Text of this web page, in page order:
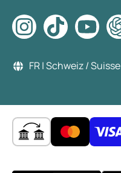
FR | Schweiz / Suisse